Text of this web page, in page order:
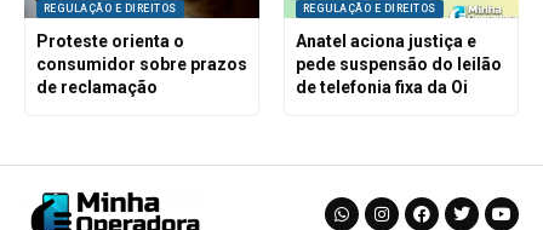
REGULAÇÃO E DIREITOS
Proteste orienta o
consumidor sobre prazos
de reclamação
REGULAÇÃO E DIREITOS
Anatel aciona justiça e
pede suspensão do leilão
de telefonia fixa da Oi